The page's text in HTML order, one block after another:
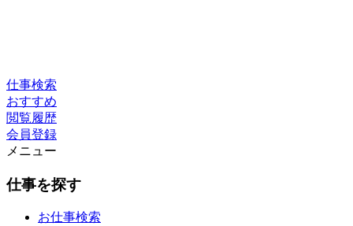
仕事検索
おすすめ
閲覧履歴
会員登録
メニュー
仕事を探す
お仕事検索